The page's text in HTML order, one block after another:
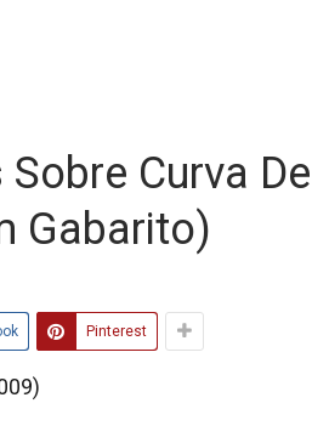
Curva De
Gabarito)
Pinterest